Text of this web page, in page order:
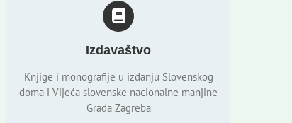
Izdavaštvo
Knjige i monografije u izdanju Slovenskog
doma i Vijeća slovenske nacionalne manjine
Grada Zagreba